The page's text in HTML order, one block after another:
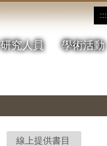
:::
研究人員 學術活動
線上提供書目